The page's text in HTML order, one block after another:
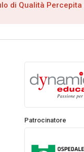
di Qualità
Patrocinatore